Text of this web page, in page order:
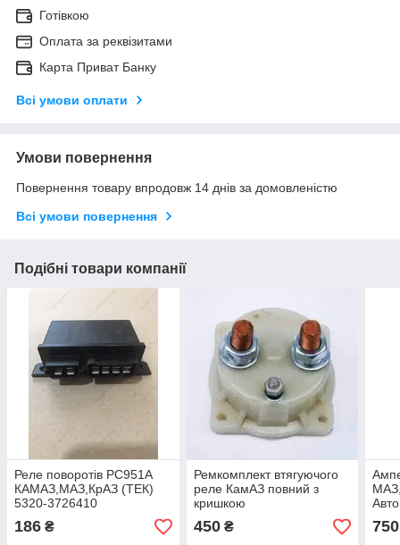
Готівкою
Оплата за реквізитами
Карта Приват Банку
Всі умови оплати
Умови повернення
Повернення товару впродовж 14 днів за домовленістю
Всі умови повернення
Подібні товари компанії
Реле поворотів РС951А
КАМАЗ,МАЗ,КрАЗ (ТЕК)
5320-3726410
186 ₴
Ремкомплект втягуючого
реле КамАЗ повний з
кришкою
450₴ 750